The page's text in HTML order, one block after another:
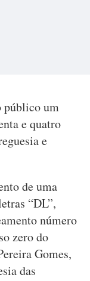
público um
e quatro
e
de uma
“DL”,
número
zero do
Gomes,
das